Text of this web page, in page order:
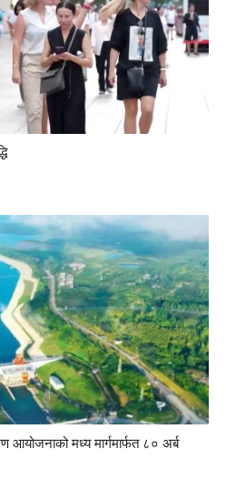
आयोजनाको मध्य मार्गमार्फत ८० अर्ब